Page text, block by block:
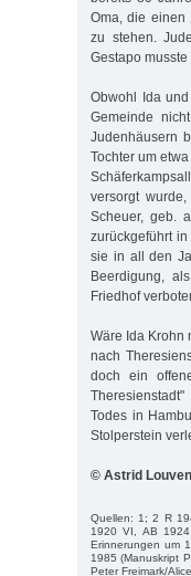
Oma, die einen
zu stehen.
Gestapo
Obwohl Ida
Gemeinde
Judenhäusern
Tochter um
versorgt
Scheuer, geb.
zurückgeführt
sie in all den
Beerdigung,
Friedhof
Wäre Ida Krohn
nach
doch ein
Todes in
Stolperstein
© Astrid Louven
Quellen: 1; 2 R
1920 VI, AB
Erinnerungen um
1985 (Manuskript
Peter Freimark/